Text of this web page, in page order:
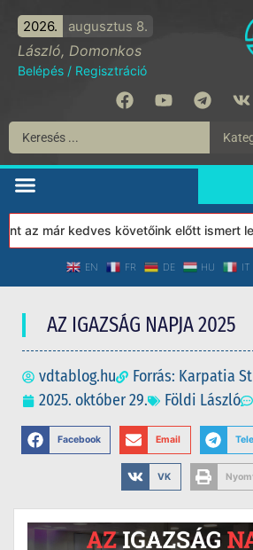
2026. augusztus 8.
László, Domonkos
Belépés / Regisztráció
már kedves követőink előtt ismert
EN FR DE HU IT
AZ IGAZSÁG NAPJA 2025
vdtablog.hu
Forrás: Karpatia
2025. október 29.
Földi László
Facebook Email
VK